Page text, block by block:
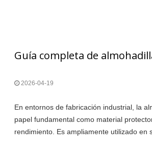
2026-04-19
En entornos de fabricación industrial, la
papel fundamental como material
rendimiento. Es ampliamente utilizado en